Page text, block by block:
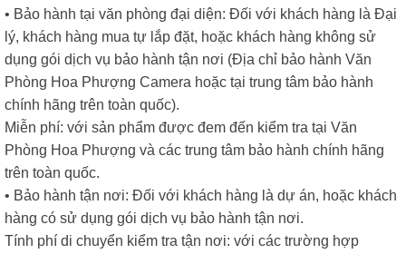
• Bảo hành tại văn phòng đại diện: Đối với khách hàng là Đại
lý, khách hàng mua tự lắp đặt, hoặc khách hàng không sử
dụng gói dịch vụ bảo hành tận nơi (Địa chỉ bảo hành Văn
Phòng Hoa Phượng Camera hoặc tại trung tâm bảo hành
chính hãng trên toàn quốc).
Miễn phí: với sản phẩm được đem đến kiểm tra tại Văn
Phòng Hoa Phượng và các trung tâm bảo hành chính hãng
trên toàn quốc.
• Bảo hành tận nơi: Đối với khách hàng là dự án, hoặc khách
hàng có sử dụng gói dịch vụ bảo hành tận nơi.
Tính phí di chuyển kiểm tra tận nơi: với các trường hợp